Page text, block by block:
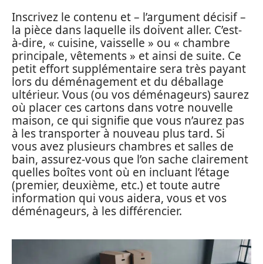
Inscrivez le contenu et – l’argument décisif –
la pièce dans laquelle ils doivent aller. C’est-
à-dire, « cuisine, vaisselle » ou « chambre
principale, vêtements » et ainsi de suite. Ce
petit effort supplémentaire sera très payant
lors du déménagement et du déballage
ultérieur. Vous (ou vos déménageurs) saurez
où placer ces cartons dans votre nouvelle
maison, ce qui signifie que vous n’aurez pas
à les transporter à nouveau plus tard. Si
vous avez plusieurs chambres et salles de
bain, assurez-vous que l’on sache clairement
quelles boîtes vont où en incluant l’étage
(premier, deuxième, etc.) et toute autre
information qui vous aidera, vous et vos
déménageurs, à les différencier.